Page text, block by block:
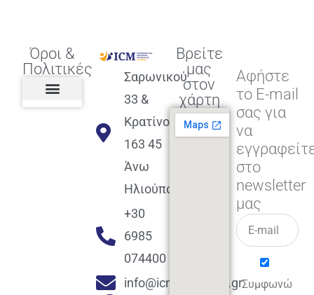
Όροι &
Πολιτικές
Σαρωνικού
33 &
Κρατίνου
163 45
Άνω
Ηλιούπολη
+30
6985
074400
info@icmacademy.gr
Βρείτε
μας
στον
χάρτη
Αφήστε
το E-mail
σας για
να
στο
newsletter
μας
Συμφωνώ